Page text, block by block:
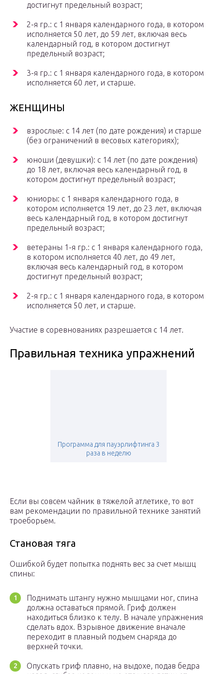
достигнут предельный возраст;
2-я гр.: с 1 января календарного года, в котором
исполняется 50 лет, до 59 лет, включая весь
календарный год, в котором достигнут
предельный возраст;
3-я гр.: с 1 января календарного года, в котором
исполняется 60 лет, и старше.
ЖЕНЩИНЫ
взрослые: с 14 лет (по дате рождения) и старше
(без ограничений в весовых категориях);
юноши (девушки): с 14 лет (по дате рождения)
до 18 лет, включая весь календарный год, в
котором достигнут предельный возраст;
юниоры: с 1 января календарного года, в
котором исполняется 19 лет, до 23 лет, включая
весь календарный год, в котором достигнут
предельный возраст;
ветераны 1-я гр.: с 1 января календарного года,
в котором исполняется 40 лет, до 49 лет,
включая весь календарный год, в котором
достигнут предельный возраст;
2-я гр.: с 1 января календарного года, в котором
исполняется 50 лет, и старше.
Участие в соревнованиях разрешается с 14 лет.
Правильная техника упражнений
Программа для пауэрлифтинга 3
раза в неделю
Если вы совсем чайник в тяжелой атлетике, то вот
вам рекомендации по правильной технике занятий
троеборьем.
Становая тяга
Ошибкой будет попытка поднять вес за счет мышц
спины:
Поднимать штангу нужно мышцами ног, спина
должна оставаться прямой. Гриф должен
находиться близко к телу. В начале упражнения
сделать вдох. Взрывное движение вначале
переходит в плавный подъем снаряда до
верхней точки.
Опускать гриф плавно, на выдохе, подав бедра